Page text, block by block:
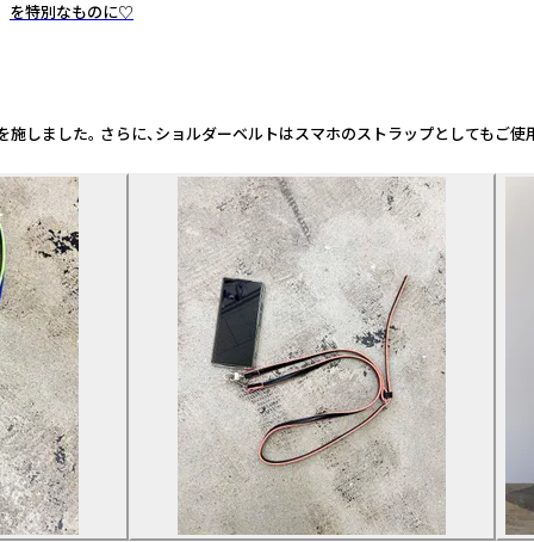
を特別なものに♡
た。 さらに、ショルダーベルトはスマホのストラップとしても